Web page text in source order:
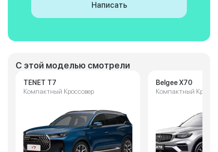
С этой моделью смотрели
TENET T7
Компактный Кроссовер
Belgee X70
Компактный
Написать